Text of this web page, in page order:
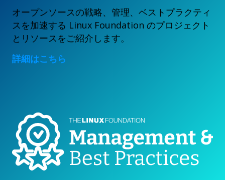
オープンソースの戦略、管理、ベストプラクティ
スを加速する Linux Foundation のプロジェクト
とリソースをご紹介します。
詳細はこちら